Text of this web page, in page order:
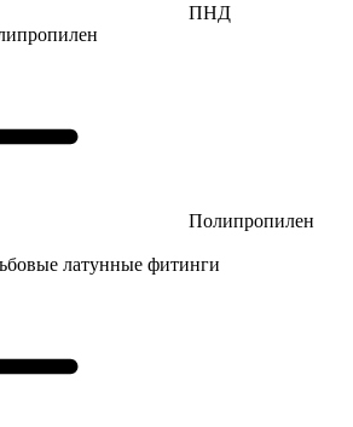
ПНД
Полипропилен
латунные фитинги